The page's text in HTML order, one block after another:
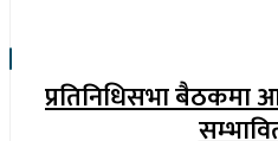
प्रतिनिधिसभा बैठकमा